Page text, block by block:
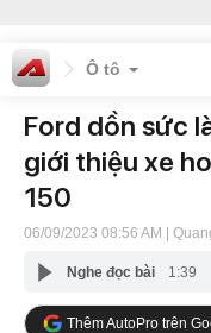
Ô tô
Ford dồn sức
giới thiệu xe
150
06/09/2023 08:56 AM |
Nghe đọc bài 1:39
Thêm AutoPro trên